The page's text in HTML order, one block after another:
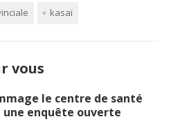
kasaï
vous
le centre de santé
une enquête ouverte